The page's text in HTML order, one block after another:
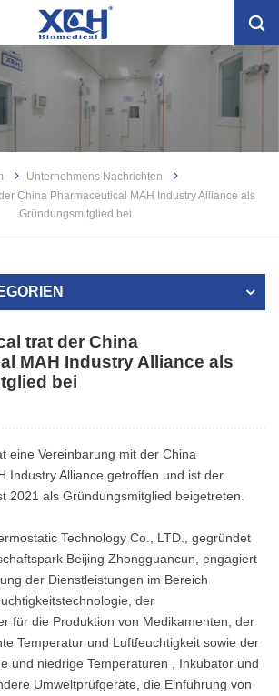
Unternehmens Nachrichten
China Pharmaceutical MAH Industry Alliance als
Gründungsmitglied bei
trat der China
MAH Industry Alliance als
bei
eine Vereinbarung mit der China
Industry Alliance getroffen und ist der
2021 als Gründungsmitglied beigetreten.
Technology Co., LTD., gegründet
Beijing Zhongguancun, engagiert
der Dienstleistungen im Bereich
der
für die Produktion von Medikamenten, der
Temperatur und Luftfeuchtigkeit sowie der
und niedrige Temperaturen , Inkubator und
Umweltprüfgeräte, die Einführung von